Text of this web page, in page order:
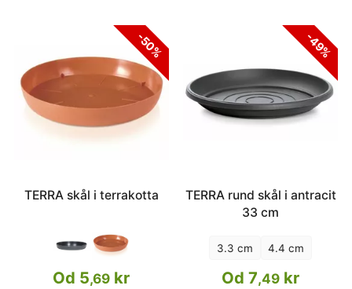
-50%
TERRA skål i terrakotta
Od 5,69 kr
-49%
TERRA rund skål i antracit
33 cm
3.3 cm 4.4 cm
Od 7,49 kr